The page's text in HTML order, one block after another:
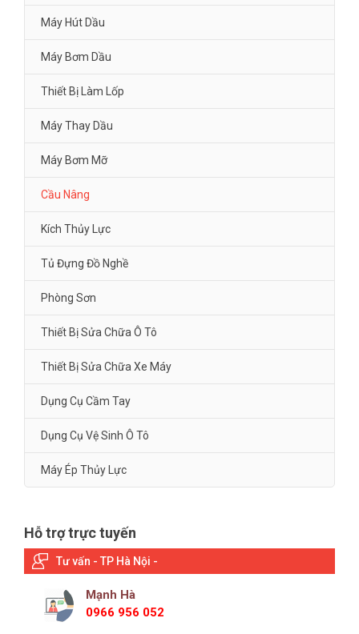
Máy Hút Dầu
Máy Bơm Dầu
Thiết Bị Làm Lốp
Máy Thay Dầu
Máy Bơm Mỡ
Cầu Nâng
Kích Thủy Lực
Tủ Đựng Đồ Nghề
Phòng Sơn
Thiết Bị Sửa Chữa Ô Tô
Thiết Bị Sửa Chữa Xe Máy
Dụng Cụ Cầm Tay
Dụng Cụ Vệ Sinh Ô Tô
Máy Ép Thủy Lực
Hỗ trợ trực tuyến
Tư vấn - TP Hà Nội -
Mạnh Hà
0966 956 052